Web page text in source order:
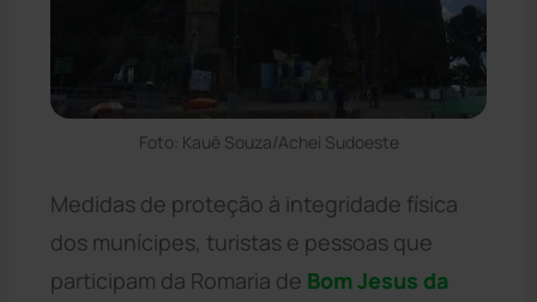
Foto: Kauê Souza/Achei Sudoeste
Medidas de proteção à integridade física
dos munícipes, turistas e pessoas que
participam da Romaria de Bom Jesus da